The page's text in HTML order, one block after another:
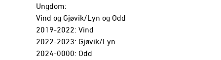
Ungdom:
Vind og Gjøvik/Lyn og Odd
2019-2022: Vind
2022-2023: Gjøvik/Lyn
2024-0000: Odd